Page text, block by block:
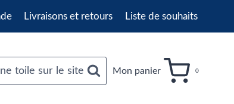
Livraisons et retours Liste de souhaits
toile sur le site Mon panier 0